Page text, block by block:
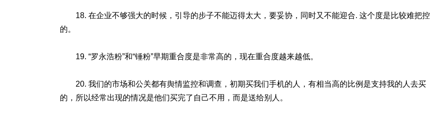
18. 在企业不够强大的时候，引导的步子不能迈得太大，要妥协，同时又不能迎合. 这个度是比较难把控
的。
19. “罗永浩粉”和“锤粉”早期重合度是非常高的，现在重合度越来越低。
20. 我们的市场和公关都有舆情监控和调查，初期买我们手机的人，有相当高的比例是支持我的人去买
的，所以经常出现的情况是他们买完了自己不用，而是送给别人。